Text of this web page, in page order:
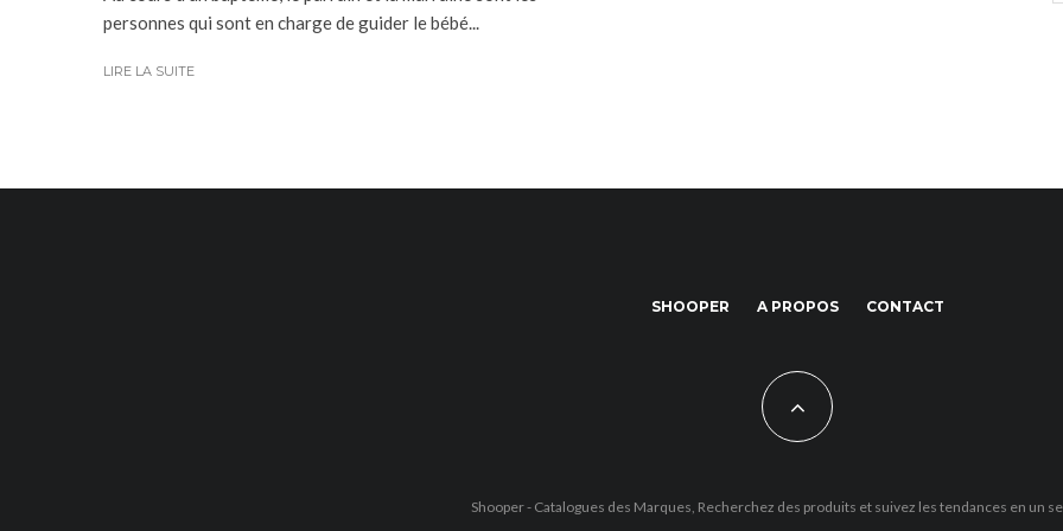
personnes qui sont en charge de guider le bébé...
LIRE LA SUITE
SHOOPER A PROPOS CONTACT
Shooper - Catalogues des Marques, Recherchez des produits et suivez les tendances en un